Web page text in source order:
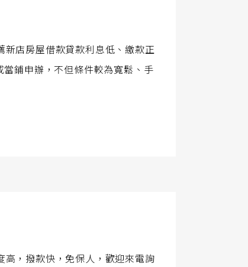
店房屋借款貸款利息低、繳款正
鋪申辦，不但條件較為寬鬆、手
，撥款快，免保人，歡迎來電詢